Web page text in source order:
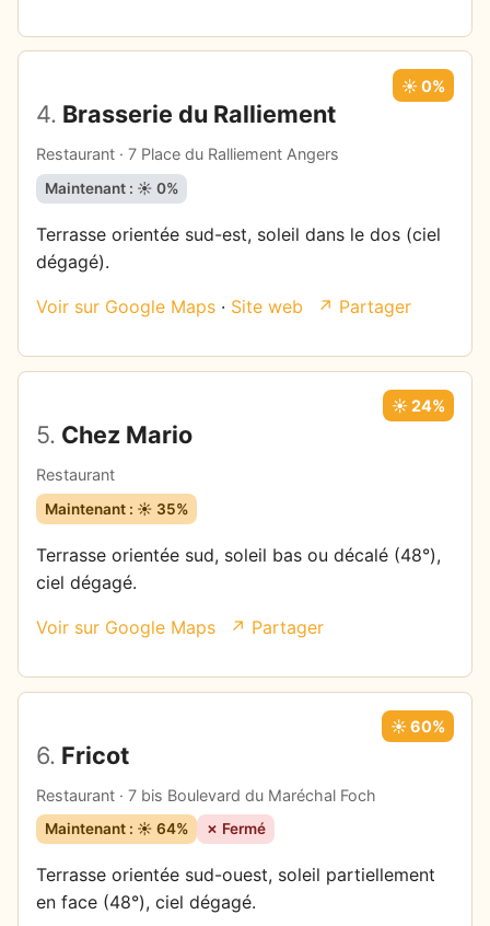
4. Brasserie du Ralliement
Restaurant · 7 Place du Ralliement Angers
☀️ 0%
Maintenant : ☀️ 0%
Terrasse orientée sud-est, soleil dans le dos (ciel
dégagé).
Voir sur Google Maps · Site web ↗ Partager
5. Chez Mario
Restaurant
☀️ 24%
Maintenant : ☀️ 35%
Terrasse orientée sud, soleil bas ou décalé (48°),
ciel dégagé.
Voir sur Google Maps ↗ Partager
6. Fricot
Restaurant · 7 bis Boulevard du Maréchal Foch
☀️ 60%
Maintenant : ☀️ 64% ✗ Fermé
Terrasse orientée sud-ouest, soleil partiellement
en face (48°), ciel dégagé.